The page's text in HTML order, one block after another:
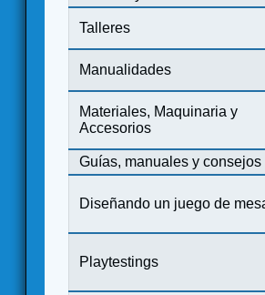
Talleres
Manualidades
Materiales, Maquinaria y
Accesorios
Guías, manuales y consejos
Diseñando un juego de
Playtestings